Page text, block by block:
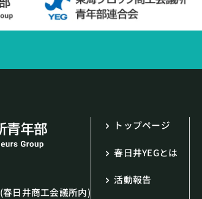
(春日井商工会議所内)
トップページ
春日井YEGとは
活動報告